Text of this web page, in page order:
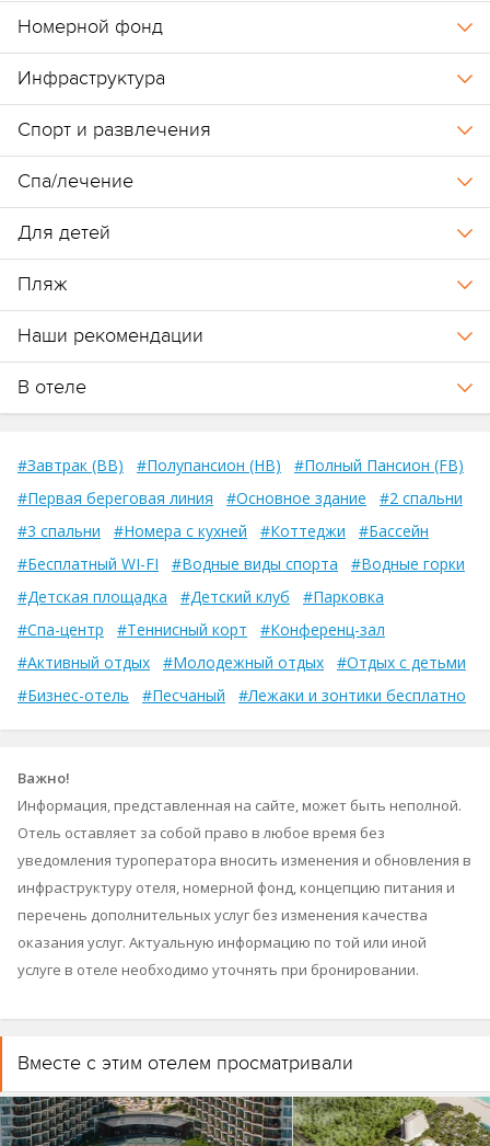
Номерной фонд
Инфраструктура
Спорт и развлечения
Спа/лечение
Для детей
Пляж
Наши рекомендации
В отеле
#Завтрак (BB) #Полупансион (HB)
#Полный Пансион (FB)
#Первая береговая линия
#Основное здание
#2 спальни
#3 спальни
#Номера с кухней #Коттеджи
#Бассейн
#Бесплатный WI-FI
#Водные виды спорта
#Водные горки
#Детская площадка
#Детский клуб
#Парковка
#Спа-центр
#Теннисный корт
#Конференц-зал
#Активный отдых
#Молодежный отдых
#Отдых с детьми
#Бизнес-отель
#Песчаный #Лежаки и зонтики бесплатно
Важно!
Информация, представленная на сайте, может быть неполной.
Отель оставляет за собой право в любое время без
уведомления туроператора вносить изменения и обновления в
инфраструктуру отеля, номерной фонд, концепцию питания и
перечень дополнительных услуг без изменения качества
оказания услуг. Актуальную информацию по той или иной
услуге в отеле необходимо уточнять при бронировании.
Вместе с этим отелем просматривали